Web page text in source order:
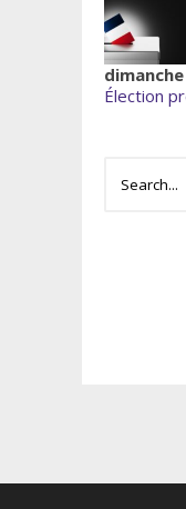
Élection